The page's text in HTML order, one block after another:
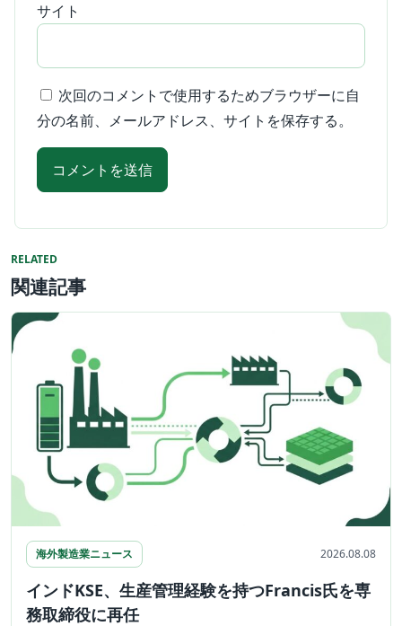
サイト
次回のコメントで使用するためブラウザーに自
分の名前、メールアドレス、サイトを保存する。
RELATED
関連記事
海外製造業ニュース 2026.08.08
インドKSE、生産管理経験を持つFrancis氏を専
務取締役に再任